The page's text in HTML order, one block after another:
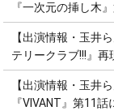
『一次元の挿し木
【出演情報・玉井
テリークラブ!!!』再
【出演情報・玉井
『VIVANT』第11話